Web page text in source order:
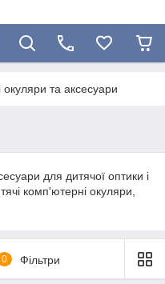
окуляри та аксесуари
для дитячої оптики і
комп'ютерні окуляри,
0 Фільтри